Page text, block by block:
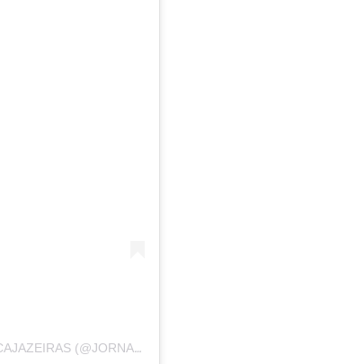
UMA PUBLICAÇÃO COMPARTILHADA POR JORNAL CAJAZEIRAS (@JORNALCAJAZEIRAS)